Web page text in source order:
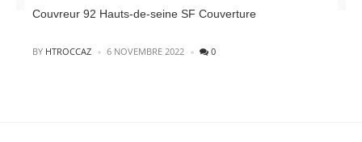
Couvreur 92 Hauts-de-seine SF Couverture
POSTED
BY HTROCCAZ 6 NOVEMBRE 2022 0